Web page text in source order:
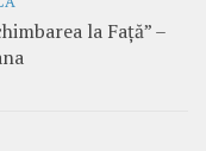
la Față” –